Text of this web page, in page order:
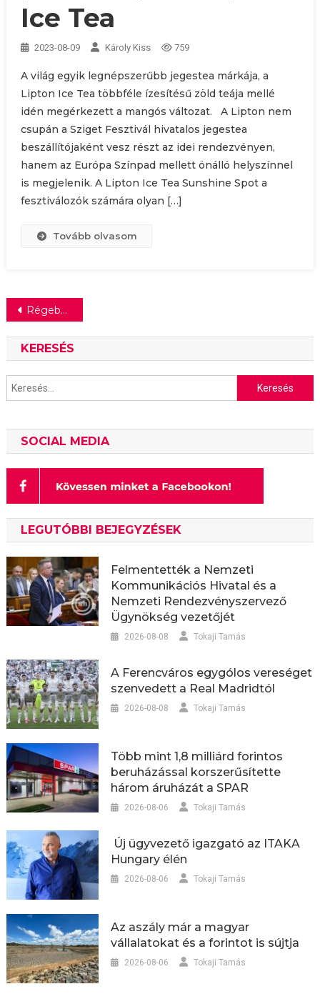
Ice Tea
2023-08-09 Károly Kiss 759
A világ egyik legnépszerűbb jegestea márkája, a
Lipton Ice Tea többféle ízesítésű zöld teája mellé
idén megérkezett a mangós változat. A Lipton nem
csupán a Sziget Fesztivál hivatalos jegestea
beszállítójaként vesz részt az idei rendezvényen,
hanem az Európa Színpad mellett önálló helyszínnel
is megjelenik. A Lipton Ice Tea Sunshine Spot a
fesztiválozók számára olyan […]
Tovább olvasom
Bejegyzés
navigáció
Régebbi bejegyzések
KERESÉS
Keresés:
SOCIAL MEDIA
LEGUTÓBBI BEJEGYZÉSEK
Felmentették a Nemzeti
Kommunikációs Hivatal és a
Nemzeti Rendezvényszervező
Ügynökség vezetőjét
2026-08-08 Tokaji Tamás
A Ferencváros egygólos vereséget
szenvedett a Real Madridtól
2026-08-08 Tokaji Tamás
Több mint 1,8 milliárd forintos
beruházással korszerűsítette
három áruházát a SPAR
2026-08-06 Tokaji Tamás
Új ügyvezető igazgató az ITAKA
Hungary élén
2026-08-06 Tokaji Tamás
Az aszály már a magyar
vállalatokat és a forintot is sújtja
2026-08-06 Tokaji Tamás